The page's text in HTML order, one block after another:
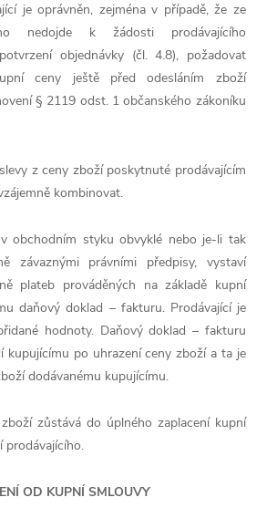
oprávněn, zejména v případě, že ze
nedojde k žádosti prodávajícího
objednávky (čl. 4.8), požadovat
ceny ještě před odesláním zboží
§ 2119 odst. 1 občanského zákoníku
z ceny zboží poskytnuté prodávajícím
kombinovat.
styku obvyklé nebo je-li tak
závaznými právními předpisy, vystaví
plateb prováděných na základě kupní
daňový doklad – fakturu. Prodávající je
hodnoty. Daňový doklad – fakturu
kupujícímu po uhrazení ceny zboží a ta je
dodávanému kupujícímu.
zůstává do úplného zaplacení kupní
prodávajícího.
OD KUPNÍ SMLOUVY